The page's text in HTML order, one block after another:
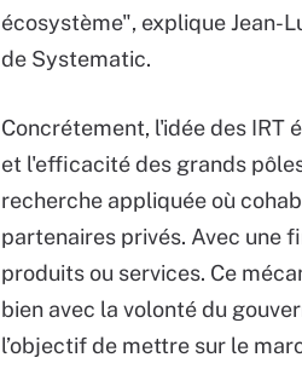
écosystème", explique Jean-
de Systematic.
Concrétement, l'idée des IRT
et l'efficacité des grands
recherche appliquée où
partenaires privés. Avec une
produits ou services. Ce
bien avec la volonté du
l’objectif de mettre sur le